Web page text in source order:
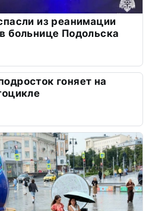
из реанимации
больнице Подольска
гоняет на